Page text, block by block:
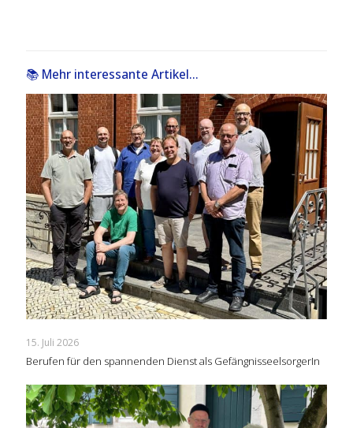
📚 Mehr interessante Artikel...
15. Juli 2026
Berufen für den spannenden Dienst als GefängnisseelsorgerIn